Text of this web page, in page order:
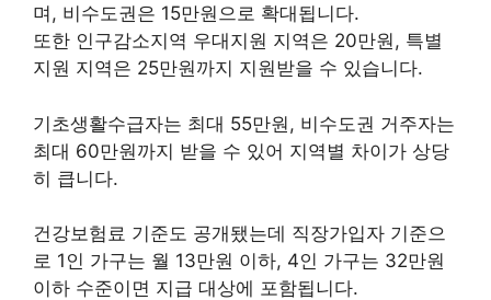
며, 비수도권은 15만원으로 확대됩니다.
또한 인구감소지역 우대지원 지역은 20만원, 특별
지원 지역은 25만원까지 지원받을 수 있습니다.
기초생활수급자는 최대 55만원, 비수도권 거주자는
최대 60만원까지 받을 수 있어 지역별 차이가 상당
히 큽니다.
건강보험료 기준도 공개됐는데 직장가입자 기준으
로 1인 가구는 월 13만원 이하, 4인 가구는 32만원
이하 수준이면 지급 대상에 포함됩니다.